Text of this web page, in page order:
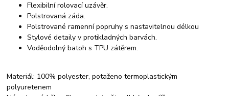
Flexibilní rolovací uzávěr.
Polstrovaná záda.
Polstrované ramenní popruhy s nastavitelnou délkou
Stylové detaily v protikladných barvách.
Voděodolný batoh s TPU zátěrem.
Materiál: 100% polyester, potaženo termoplastickým
polyuretenem